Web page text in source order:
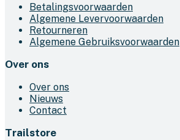
Betalingsvoorwaarden
Algemene Levervoorwaarden
Retourneren
Algemene Gebruiksvoorwaarden
Over ons
Over ons
Nieuws
Contact
Trailstore